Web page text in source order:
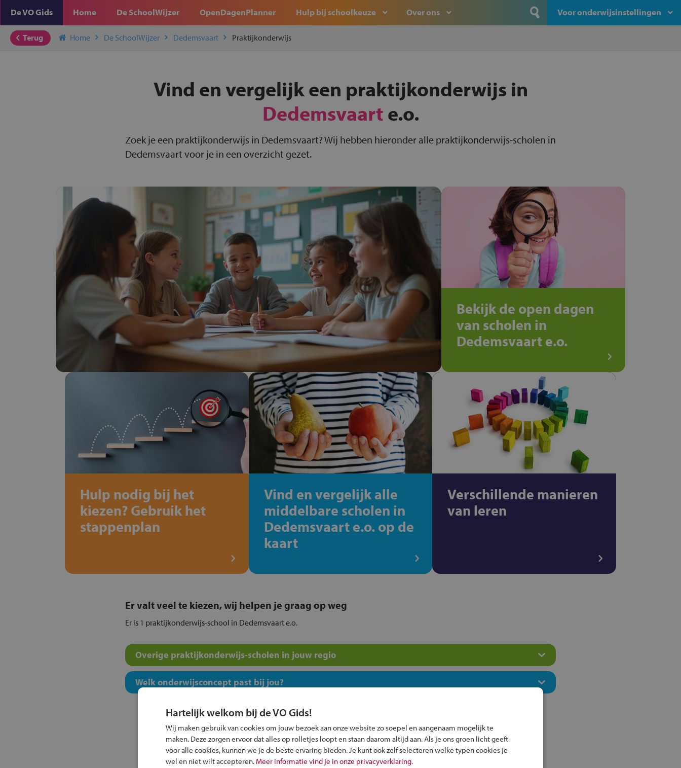
De VO Gids Home De SchoolWijzer OpenDagenPlanner Hulp bij schoolkeuze Over ons Voor onderwijsinstellingen
Terug Home De SchoolWijzer Dedemsvaart Praktijkonderwijs
Vind en vergelijk een praktijkonderwijs in
Dedemsvaarte.o.
Zoek je een praktijkonderwijs in Dedemsvaart? Wij hebben hieronder alle praktijkonderwijs-scholen in
Dedemsvaart voor je in een overzicht gezet.
Bekijk de open dagen
van scholen in
Dedemsvaart e.o.
Hulp nodig bij het
kiezen? Gebruik het
stappenplan
Vind en vergelijk alle
middelbare scholen in
Dedemsvaart e.o. op de
kaart
Verschillende manieren
van leren
Er valt veel te kiezen, wij helpen je graag op weg
Er is 1 praktijkonderwijs-school in Dedemsvaart e.o.
Overige praktijkonderwijs-scholen in jouw regio
Welk onderwijsconcept past bij jou?
Inschrijven?
Hartelijk welkom bij de VO Gids!
Wij maken gebruik van cookies om jouw bezoek aan onze website zo soepel en aangenaam mogelijk te
maken. Deze zorgen ervoor dat alles op rolletjes loopt en staan daarom altijd aan. Als je ons groen licht geeft
voor alle cookies, kunnen we je de beste ervaring bieden. Je kunt ook zelf selecteren welke typen cookies je
wel en niet wilt accepteren. Meer informatie vind je in onze privacyverklaring.